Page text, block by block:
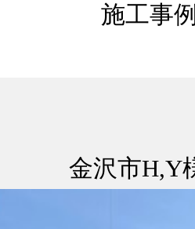
施工事例
金沢市H,Y